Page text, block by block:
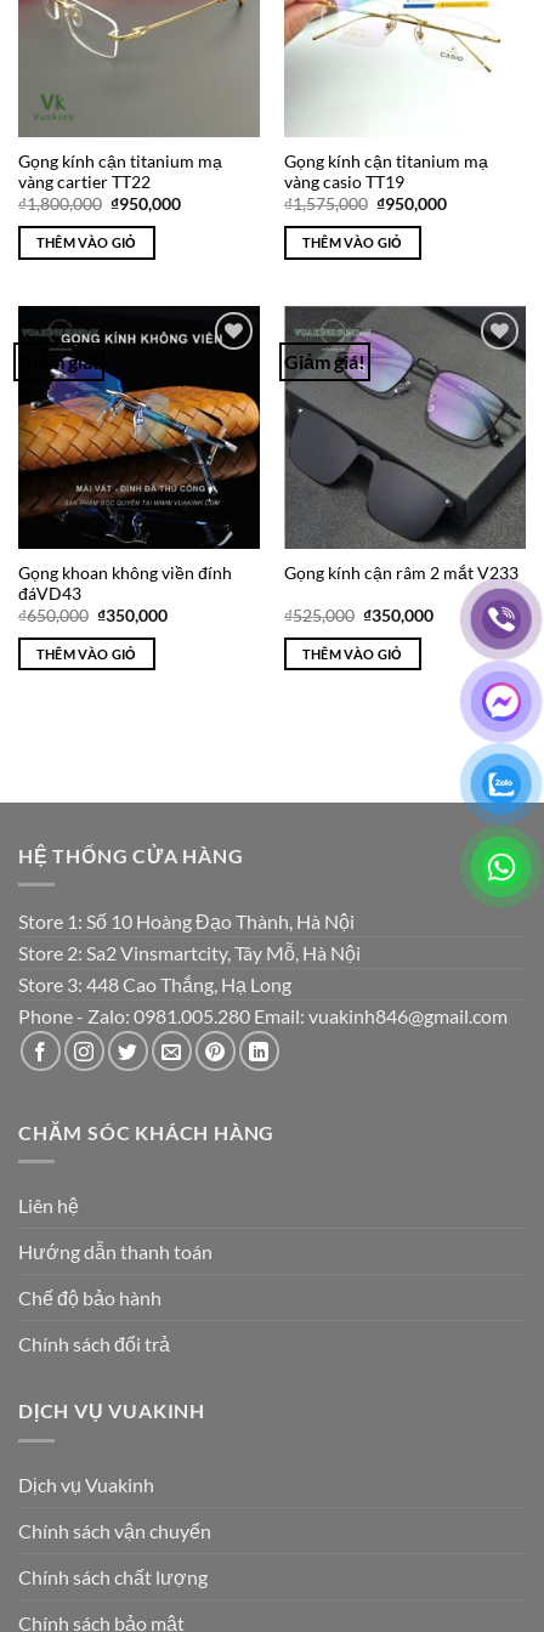
Gọng kính cận titanium mạ
vàng cartier TT22
₫1,800,000 Giá
là:
₫1,800,000.
₫950,000Giá
THÊM VÀO GIỎ
Gọng kính cận titanium mạ
vàng casio TT19
₫1,575,000 Giá
là:
₫1,575,000.
₫950,000Giá
THÊM VÀO GIỎ
Giảm giá!
Wishlist
Gọng khoan không viền đính
đáVD43
₫650,000 Giá
là:
₫650,000.
₫350,000Giá
THÊM VÀO GIỎ
Giảm giá!
Wishlist
Gọng kính cận râm 2 mắt V233
₫525,000 Giá
là:
₫525,000.
₫350,000Giá
hiện
₫350,000.
THÊM VÀO GIỎ
HỆ THỐNG CỬA HÀNG
Store 1: Số 10 Hoàng Đạo Thành, Hà Nội
Store 2: Sa2 Vinsmartcity, Tây Mỗ, Hà Nội
Store 3: 448 Cao Thắng, Hạ Long
Phone - Zalo: 0981.005.280 Email: vuakinh846@gmail.com
CHĂM SÓC KHÁCH HÀNG
Liên hệ
Hướng dẫn thanh toán
Chế độ bảo hành
Chính sách đổi trả
DỊCH VỤ VUAKINH
Dịch vụ Vuakinh
Chính sách vận chuyển
Chính sách chất lượng
Chính sách bảo mật